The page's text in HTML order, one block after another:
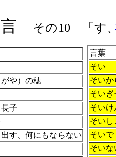
言 その10 「す
や）の穂
子
す、何にもならない
言葉
そい
そいか
そいぎ
そいけ
そいし
そいで
そいな